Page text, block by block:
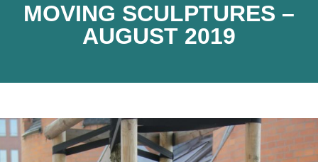
MOVING SCULPTURES –
AUGUST 2019